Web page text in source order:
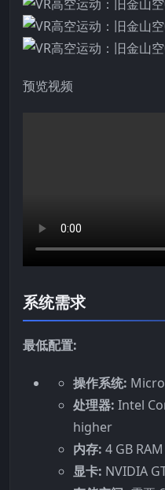
预览视频
系统需求
最低配置:
操作系统:
处理器: Intel
higher
内存: 4 GB RAM
显卡: NVIDIA